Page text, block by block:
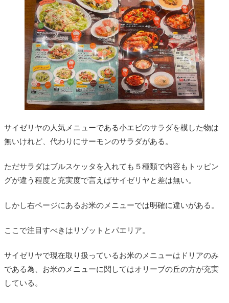
サイゼリヤの人気メニューである小エビのサラダを模した物は
無いけれど、代わりにサーモンのサラダがある。
ただサラダはブルスケッタを入れても５種類で内容もトッピン
グが違う程度と充実度で言えばサイゼリヤと差は無い。
しかし右ページにあるお米のメニューでは明確に違いがある。
ここで注目すべきはリゾットとパエリア。
サイゼリヤで現在取り扱っているお米のメニューはドリアのみ
である為、お米のメニューに関してはオリーブの丘の方が充実
している。